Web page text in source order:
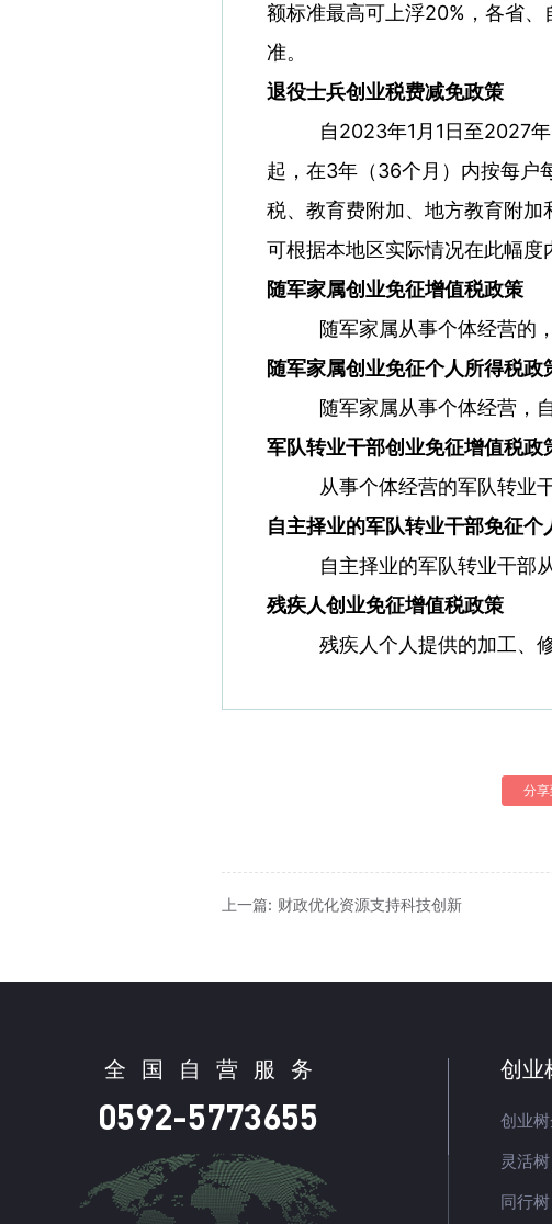
额标准最高可上浮20%，各省
准。
退役士兵创业税费减免政策
自2023年1月1日至2027
起，在3年（36个月）内按每户
税、教育费附加、地方教育附
可根据本地区实际情况在此幅度
随军家属创业免征增值税政策
随军家属从事个体经营的
随军家属创业免征个人所得税政
随军家属从事个体经营，
军队转业干部创业免征增值税政
从事个体经营的军队转业
自主择业的军队转业干部免征个
自主择业的军队转业干部
残疾人创业免征增值税政策
残疾人个人提供的加工、
分
上一篇: 财政优化资源支持科技创新
全 国 自 营 服 务
0592-5773655
创业
创业树
灵活树
同行树